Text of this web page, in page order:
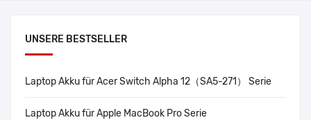
UNSERE BESTSELLER
Laptop Akku für Acer Switch Alpha 12（SA5-271） Serie
Laptop Akku für Apple MacBook Pro Serie